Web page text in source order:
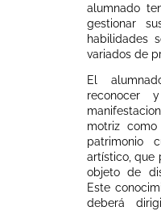
alumnado
gestionar
habilidades
variados de
El
reconocer
motriz
patrimonio
artístico, que
objeto de
Este
deberá